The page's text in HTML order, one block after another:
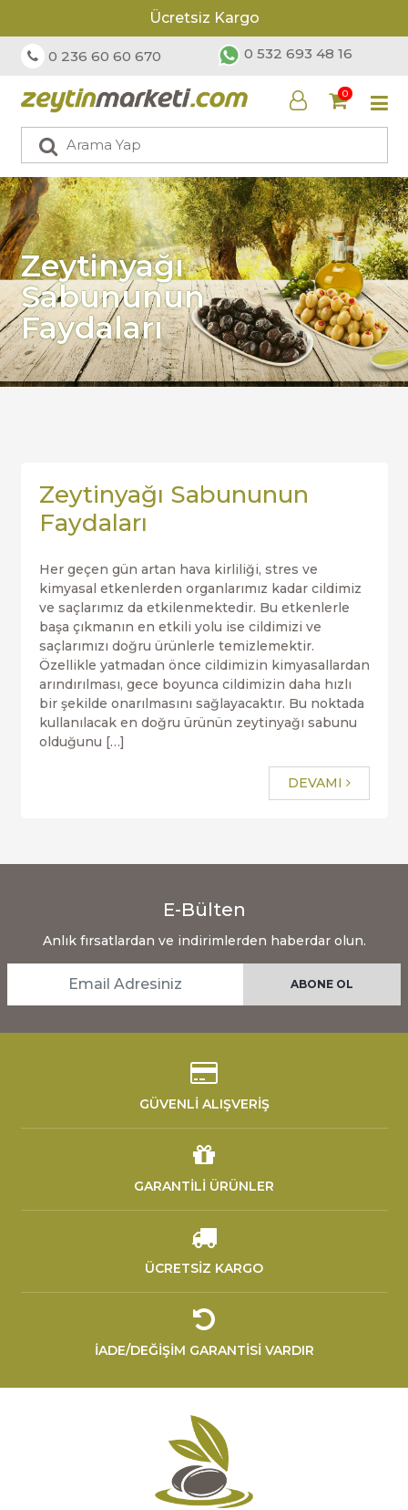
Ücretsiz Kargo
0 236 60 60 670 0 532 693 48 16
0
Zeytinyağı
Sabununun
Faydaları
Zeytinyağı Sabununun
Faydaları
Her geçen gün artan hava kirliliği, stres ve
kimyasal etkenlerden organlarımız kadar cildimiz
ve saçlarımız da etkilenmektedir. Bu etkenlerle
başa çıkmanın en etkili yolu ise cildimizi ve
saçlarımızı doğru ürünlerle temizlemektir.
Özellikle yatmadan önce cildimizin kimyasallardan
arındırılması, gece boyunca cildimizin daha hızlı
bir şekilde onarılmasını sağlayacaktır. Bu noktada
kullanılacak en doğru ürünün zeytinyağı sabunu
olduğunu […]
DEVAMI
E-Bülten
Anlık fırsatlardan ve indirimlerden haberdar olun.
GÜVENLİ ALIŞVERİŞ
GARANTİLİ ÜRÜNLER
ÜCRETSİZ KARGO
İADE/DEĞİŞİM GARANTİSİ VARDIR